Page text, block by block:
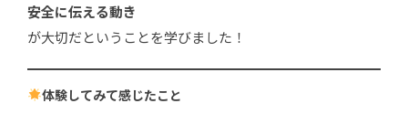
安全に伝える動き
が大切だということを学びました！
体験してみて感じたこと